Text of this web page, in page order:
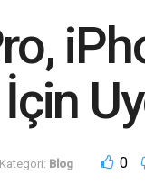
Kategori: Blog 0